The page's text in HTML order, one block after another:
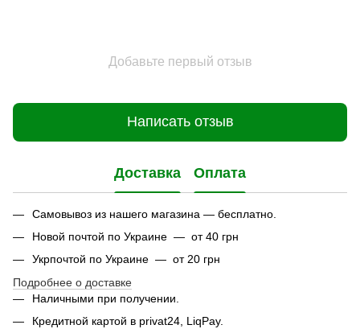
Добавьте первый отзыв
Написать отзыв
Доставка Оплата
Самовывоз из нашего магазина — бесплатно.
Новой почтой по Украине — от 40 грн
Укрпочтой по Украине — от 20 грн
Подробнее о доставке
Наличными при получении.
Кредитной картой в privat24, LiqPay.